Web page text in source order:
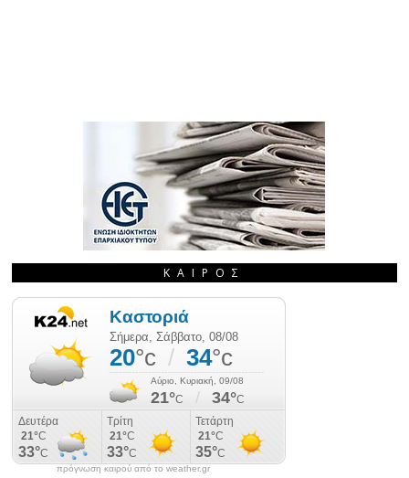
ΚΑΙΡΌΣ
πρόγνωση καιρού από το weather.gr